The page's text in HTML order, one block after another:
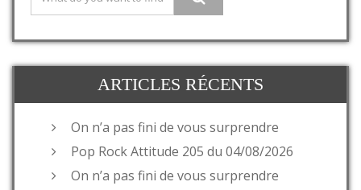
ARTICLES RÉCENTS
On n’a pas fini de vous surprendre
Pop Rock Attitude 205 du 04/08/2026
On n’a pas fini de vous surprendre